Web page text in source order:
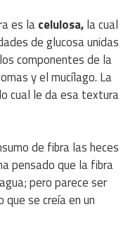
es lacelulosa,la cual
de glucosa unidas
componentes de la
y el mucílago. La
cual le da esa textura
de fibra las heces
pensado que la fibra
pero parece ser
se creía en un